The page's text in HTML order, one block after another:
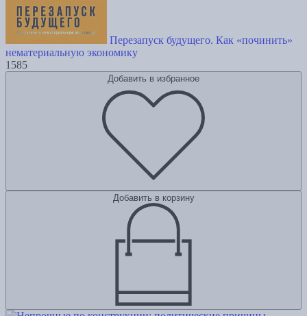
Перезапуск будущего. Как «починить»
нематериальную экономику
1585
Добавить в избранное
Добавить в корзину